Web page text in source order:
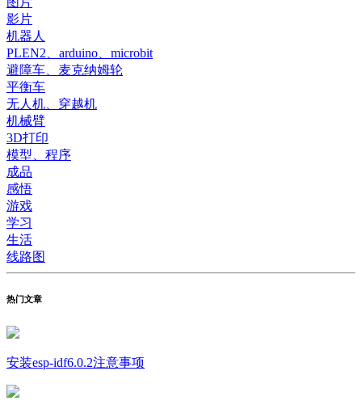
影片
机器人
PLEN2、arduino、microbit
避障车、麦克纳姆轮
平衡车
无人机、穿越机
机械臂
3D打印
模型、程序
成品
感悟
游戏
学习
生活
线路图
热门文章
安装esp-idf6.0.2注意事项